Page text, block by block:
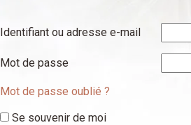
Identifiant ou adresse e-mail
Mot de passe
Mot de passe oublié ?
Se souvenir de moi